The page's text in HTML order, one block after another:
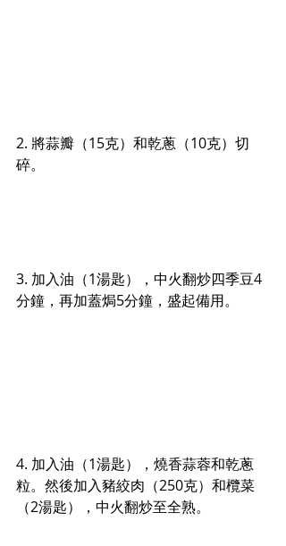
2. 將蒜瓣（15克）和乾蔥（10克）切
碎。
3. 加入油（1湯匙），中火翻炒四季豆4
分鐘，再加蓋焗5分鐘，盛起備用。
4. 加入油（1湯匙），燒香蒜蓉和乾蔥
粒。然後加入豬絞肉（250克）和欖菜
（2湯匙），中火翻炒至全熟。